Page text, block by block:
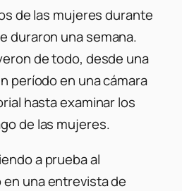
de las mujeres durante
duraron una semana.
de todo, desde una
período en una cámara
hasta examinar los
de las mujeres.
a prueba al
en una entrevista de